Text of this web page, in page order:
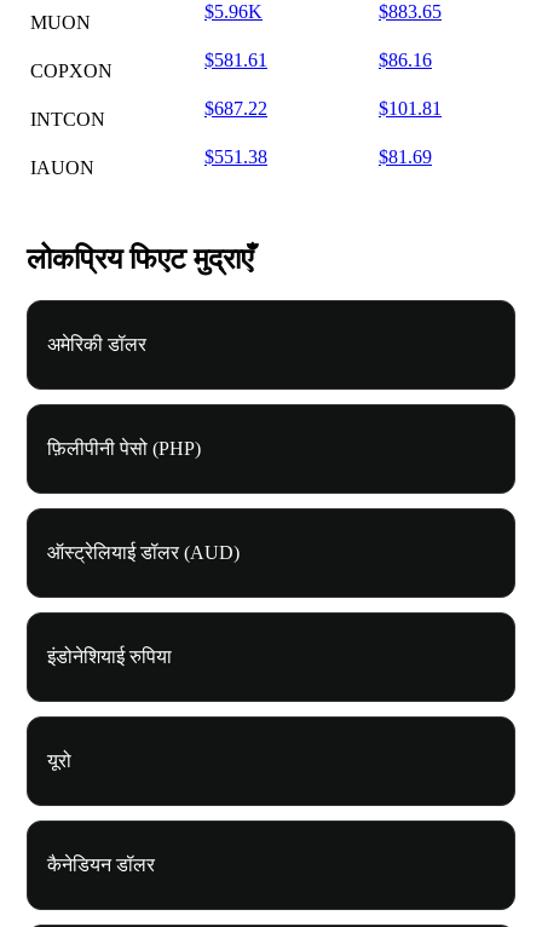
MUON
$5.96K $883.65
COPXON
$581.61 $86.16
INTCON
$687.22 $101.81
IAUON
$551.38 $81.69
लोकप्रिय फिएट मुद्राएँ
अमेरिकी डॉलर
फ़िलीपीनी पेसो (PHP)
ऑस्ट्रेलियाई डॉलर (AUD)
इंडोनेशियाई रुपिया
यूरो
कैनेडियन डॉलर